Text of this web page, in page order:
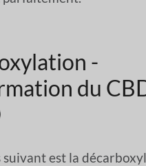
-
du
suivant est la